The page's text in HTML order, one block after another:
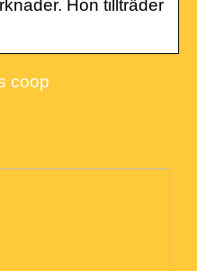
Hon tillträder
coop